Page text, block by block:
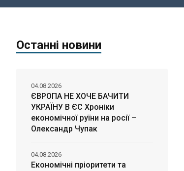
Останні новини
ЄВРОПА НЕ ХОЧЕ БАЧИТИ
УКРАЇНУ В ЄС Хроніки
економічної руїни на росії –
Олександр Чупак
04.08.2026
Економічні пріоритети та
04.08.2026